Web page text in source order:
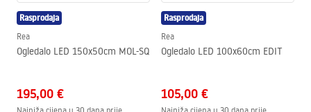
Rasprodaja
Rea
Ogledalo LED 150x50cm MOL-SQ
195,00 €
Rasprodaja
Rea
Ogledalo LED 100x60cm EDIT
105,00 €